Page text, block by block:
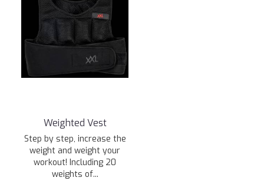
Weighted Vest
Step by step, increase the
weight and weight your
workout! Including 20
weights of...